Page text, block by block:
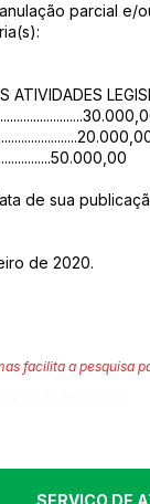
parcial e/
ATIVIDADES
de sua
de 2020.
facilita a pesquisa
SERVIÇO DE